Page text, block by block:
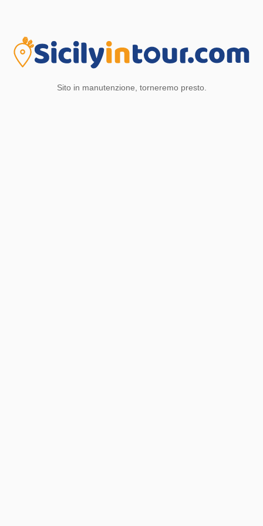
Sito in manutenzione, torneremo presto.